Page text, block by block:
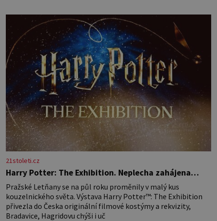
Žloutky vyšlehejte s cukrem do světlé pěny a postupně do nich
vmíchejte mascarpone, aby vznikl hladký
21stoleti.cz
Harry Potter: The Exhibition. Neplecha zahájena…
Pražské Letňany se na půl roku proměnily v malý kus
kouzelnického světa. Výstava Harry Potter™: The Exhibition
přivezla do Česka originální filmové kostýmy a rekvizity,
Bradavice, Hagridovu chýši i uč